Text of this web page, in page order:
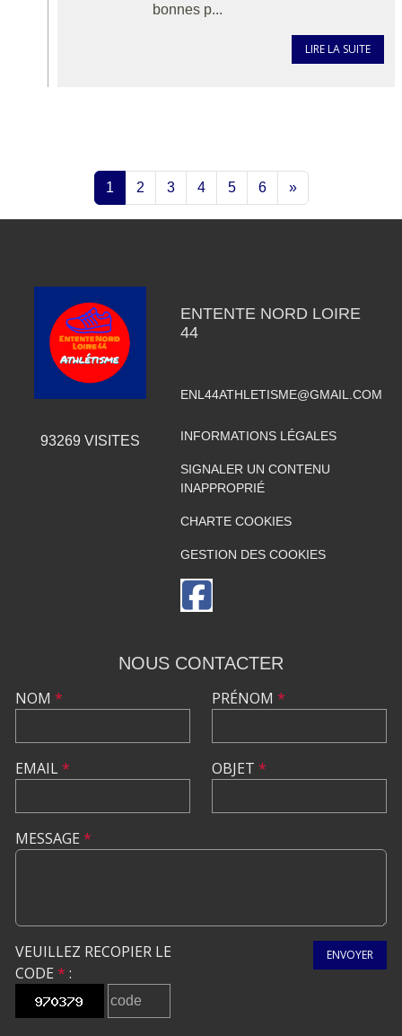
bonnes p...
LIRE LA SUITE
1 2 3 4 5 6 »
93269 VISITES
ENTENTE NORD LOIRE
44
ENL44ATHLETISME@GMAIL.COM
INFORMATIONS LÉGALES
SIGNALER UN CONTENU
INAPPROPRIÉ
CHARTE COOKIES
GESTION DES COOKIES
NOUS CONTACTER
NOM *
EMAIL*
PRÉNOM *
OBJET *
MESSAGE *
VEUILLEZ RECOPIER LE
CODE * :
ENVOYER